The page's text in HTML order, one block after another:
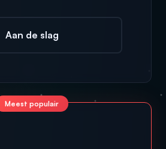
Aan de slag
Meest populair